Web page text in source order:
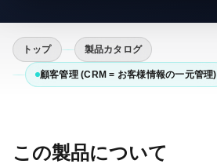
トップ 製品カタログ
顧客管理 (CRM = お客様情報の一元管理)
この製品について